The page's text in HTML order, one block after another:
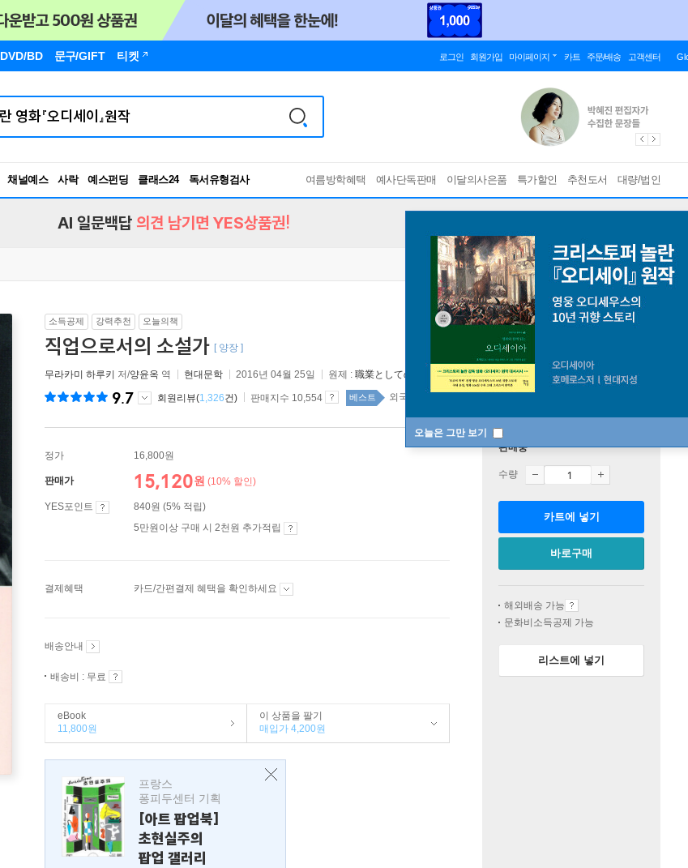
DVD/BD 문구/GIFT 티켓 로그인 회원가입 마이페이지 카트 주문/배송 고객센터
채널예스 사락 예스펀딩 클래스24
독서유형검사
RBTI Lab
여름방학혜택 예사단독판매 이달의사은품 특가할인 추천도서 대량/법인
오늘은 그만 보기
AI 일문백답 의견 남기면 YES상품권!
소득공제 강력추천 오늘의책
직업으로서의 소설가 [ 양장 ]
무라카미 하루키 저/양윤옥 역 현대문학 2016년 04월 25일 원제 : 職業としての小說家
9.7 회원리뷰(1,326건) 판매지수 10,554 베스트 외국 에세이 25위
정가 16,800원
판매가 15,120원 (10% 할인)
YES포인트
840원 (5% 적립)
5만원이상 구매 시 2천원 추가적립
결제혜택 카드/간편결제 혜택을 확인하세요
배송안내
배송비 : 무료
eBook
11,800원
이 상품을 팔기
매입가 4,200원
프랑스
퐁피두센터 기획
[아트 팝업북]
초현실주의
팝업 갤러리
판매중
수량
카트에 넣기
바로구매
해외배송 가능
문화비소득공제 가능
리스트에 넣기